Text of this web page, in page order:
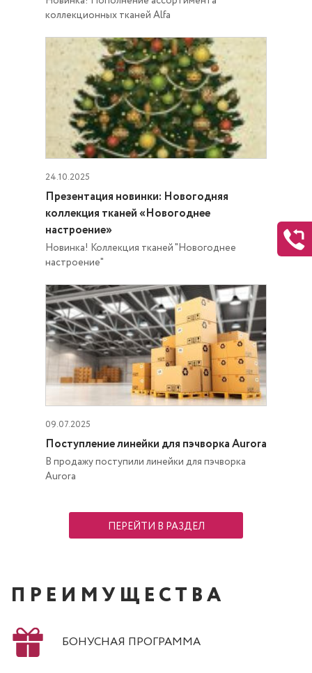
коллекционных тканей Alfa
24.10.2025
Презентация новинки: Новогодняя
коллекция тканей «Новогоднее
настроение»
Новинка! Коллекция тканей "Новогоднее
настроение"
09.07.2025
Поступление линейки для пэчворка Aurora
В продажу поступили линейки для пэчворка
Aurora
ПЕРЕЙТИ В РАЗДЕЛ
ПРЕИМУЩЕСТВА
БОНУСНАЯ ПРОГРАММА